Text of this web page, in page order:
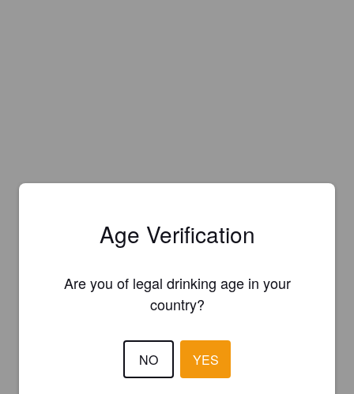
Age Verification
Are you of legal drinking age in your
country?
NO YES